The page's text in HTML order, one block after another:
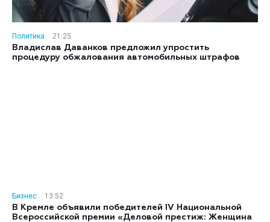
Политика
21:25
Владислав Даванков предложил упростить
процедуру обжалования автомобильных штрафов
Бизнес
13:52
В Кремле объявили победителей IV Национальной
Всероссийской премии «Деловой престиж: Женщина